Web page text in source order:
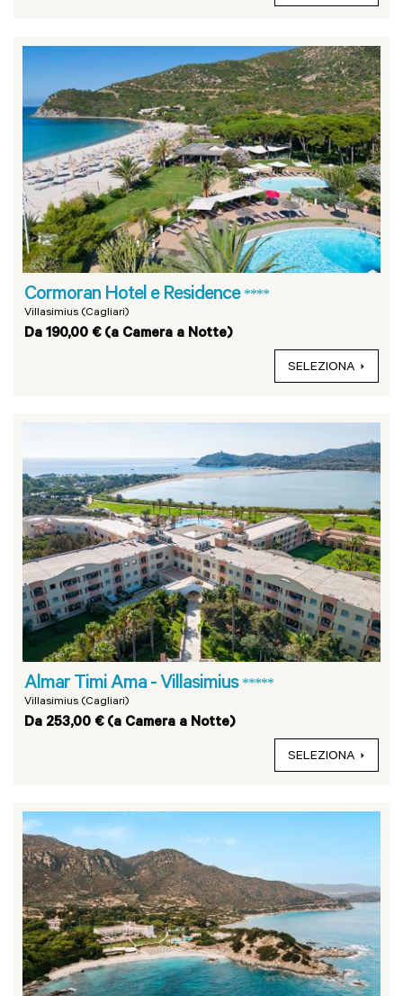
Cormoran Hotel e Residence ****
Villasimius (Cagliari)
Da 190,00 € (a Camera a Notte)
SELEZIONA
Almar Timi Ama - Villasimius *****
Villasimius (Cagliari)
Da 253,00 € (a Camera a Notte)
SELEZIONA